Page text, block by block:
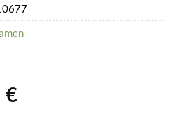
€Aktueller